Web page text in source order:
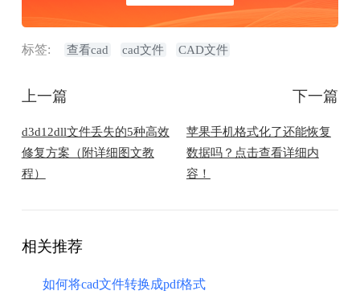
标签: 查看cad cad文件 CAD文件
上一篇
​d3d12dll文件丢失的5种高效
修复方案（附详细图文教
程）
下一篇
苹果手机格式化了还能恢复
数据吗？点击查看详细内
容！
相关推荐
如何将cad文件转换成pdf格式